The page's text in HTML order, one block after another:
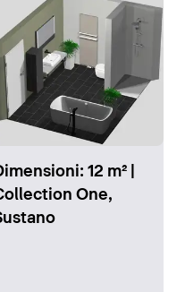
12 m² |
One,